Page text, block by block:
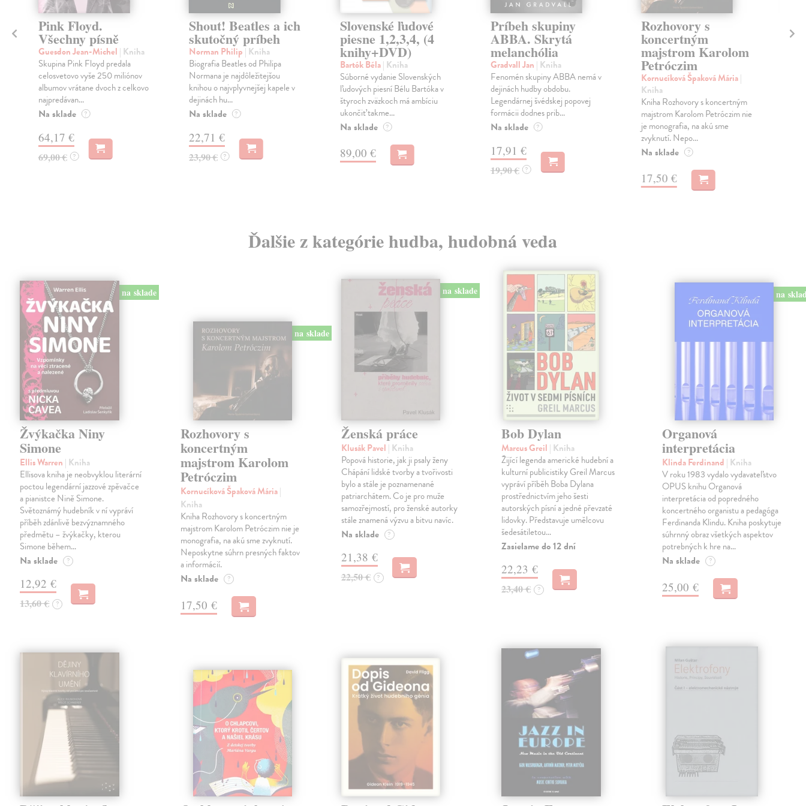
Pink Floyd.
Všechny písně
Guesdon Jean-Michel | Kniha
Skupina Pink Floyd predala
celosvetovo vyše 250 miliónov
albumov vrátane dvoch z celkovo
najpredávan...
Na sklade ?
64,17 €
69,00 € ?
Shout! Beatles a ich
skutočný príbeh
Norman Philip | Kniha
Biografia Beatles od Philipa
Normana je najdôležitejšou
knihou o najvplyvnejšej kapele v
dejinách hu...
Na sklade ?
22,71 €
23,90 € ?
Slovenské ľudové
piesne 1,2,3,4, (4
knihy+DVD)
Bartók Béla| Kniha
Súborné vydanie Slovenských
ľudových piesní Bélu Bartóka v
štyroch zväzkoch má ambíciu
ukončiť takme...
Na sklade ?
89,00 €
Príbeh skupiny
ABBA. Skrytá
melanchólia
Gradvall Jan | Kniha
Fenomén skupiny ABBA nemá v
dejinách hudby obdobu.
Legendárnej švédskej popovej
formácii dodnes prib...
Na sklade ?
17,91 €
19,90 € ?
Rozhovory s
koncertným
majstrom Karolom
Petróczim
Kornucíková Špaková Mária|
Kniha
Kniha Rozhovory s koncertným
majstrom Karolom Petróczim nie
je monografia, na akú sme
zvyknutí. Nepo...
Na sklade ?
17,50 €
Ďalšie z kategórie hudba, hudobná veda
na sklade
Žvýkačka Niny
Simone
Ellis Warren | Kniha
Ellisova kniha je neobvyklou literární
poctou legendární jazzové zpěvačce
a pianistce Nině Simone.
Světoznámý hudebník v ní vypráví
příběh zdánlivě bezvýznamného
předmětu – žvýkačky, kterou
Simone během…
Na sklade ?
12,92 €
13,60 € ?
na sklade
Rozhovory s
koncertným
majstrom Karolom
Petróczim
Kornucíková Špaková Mária|
Kniha
Kniha Rozhovory s koncertným
majstrom Karolom Petróczim nie je
monografia, na akú sme zvyknutí.
Neposkytne súhrn presných faktov
a informácií.
Na sklade ?
17,50 €
na sklade
Ženská práce
Klusák Pavel | Kniha
Popová historie, jak ji psaly ženy
Chápání lidské tvorby a tvořivosti
bylo a stále je poznamenané
patriarchátem. Co je pro muže
samozřejmostí, pro ženské autorky
stále znamená výzvu a bitvu navíc.
Na sklade ?
21,38 €
22,50 € ?
Bob Dylan
Marcus Greil | Kniha
Žijící legenda americké hudební a
kulturní publicistiky Greil Marcus
vypráví příběh Boba Dylana
prostřednictvím jeho šesti
autorských písní a jedné převzaté
lidovky. Představuje umělcovu
šedesátiletou…
Zasielame do 12 dní
22,23 €
23,40 € ?
na
Organová
interpretácia
Klinda Ferdinand | Kniha
V roku 1983 vydalo vydavateľstvo
OPUS knihu Organová
interpretácia od popredného
koncertného organistu a pedagóga
Ferdinanda Klindu. Kniha poskytuje
súhrnný obraz všetkých aspektov
potrebných k hre na…
Na sklade ?
25,00 €